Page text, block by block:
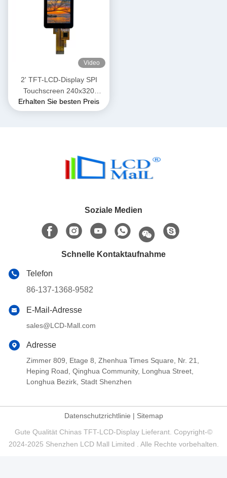
Video
2' TFT-LCD-Display SPI
Touchscreen 240x320
Auflösung ST7789 SPI-
Schnittstelle
Erhalten Sie besten Preis
Soziale Medien
Schnelle Kontaktaufnahme
Telefon
86-137-1368-9582
E-Mail-Adresse
sales@LCD-Mall.com
Adresse
Zimmer 809, Etage 8, Zhenhua Times Square, Nr. 21,
Heping Road, Qinghua Community, Longhua Street,
Longhua Bezirk, Stadt Shenzhen
Datenschutzrichtlinie | Sitemap
Gute Qualität Chinas TFT-LCD-Display Lieferant. Copyright-©
2024-2025 Shenzhen LCD Mall Limited . Alle Rechte vorbehalten.